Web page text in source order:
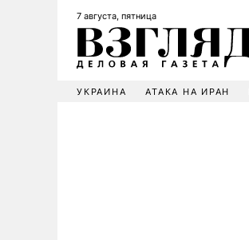
7 августа, пятница
УКРАИНА АТАКА НА ИРАН